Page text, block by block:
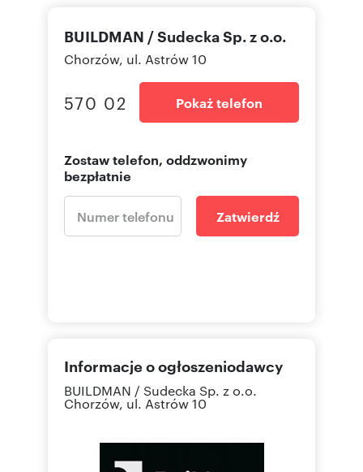
BUILDMAN / Sudecka Sp. z o.o.
Chorzów, ul. Astrów 10
570 02 Pokaż telefon
Zostaw telefon, oddzwonimy
bezpłatnie
Zatwierdź
Informacje o ogłoszeniodawcy
BUILDMAN / Sudecka Sp. z o.o.
Chorzów, ul. Astrów 10